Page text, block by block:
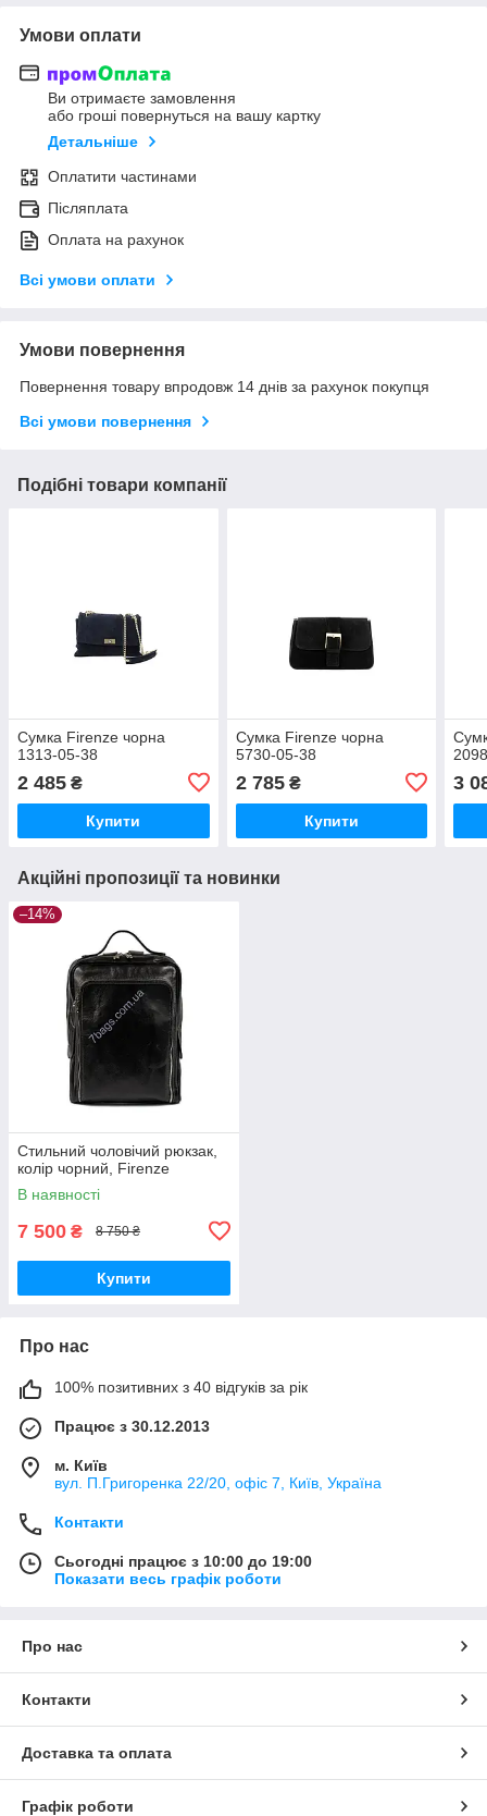
Умови оплати
Ви отримаєте замовлення
або гроші повернуться на вашу картку
Детальніше
Оплатити частинами
Післяплата
Оплата на рахунок
Всі умови оплати
Умови повернення
Повернення товару впродовж 14 днів за рахунок покупця
Всі умови повернення
Подібні товари компанії
Сумка Firenze чорна
1313-05-38
2 485 ₴
Купити
Сумка Firenze чорна
5730-05-38
2 785₴
Купити
3
Акційні пропозиції та новинки
–14%
Стильний чоловічий рюкзак,
колір чорний, Firenze
В наявності
7 500 ₴ 8 750 ₴
Купити
Про нас
100% позитивних з 40 відгуків за рік
Працює з 30.12.2013
м. Київ
вул. П.Григоренка 22/20, офіс 7, Київ, Україна
Контакти
Сьогодні працює з 10:00 до 19:00
Показати весь графік роботи
Про нас
Контакти
Доставка та оплата
Графік роботи